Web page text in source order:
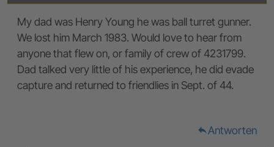
My dad was Henry Young he was ball turret gunner.
We lost him March 1983. Would love to hear from
anyone that flew on, or family of crew of 4231799.
Dad talked very little of his experience, he did evade
capture and returned to friendlies in Sept. of 44.
replyAntworten